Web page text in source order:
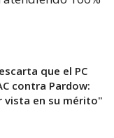
que el PC
contra Pardow:
vista en su mérito"